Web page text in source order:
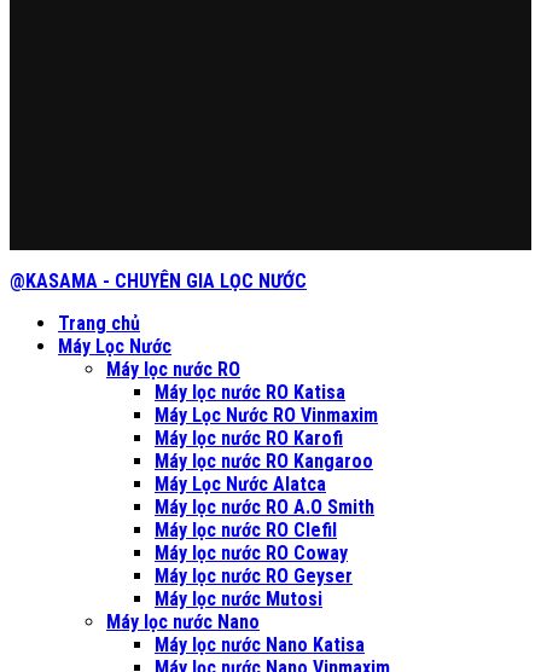
@KASAMA - CHUYÊN GIA LỌC NƯỚC
Trang chủ
Máy Lọc Nước
Máy lọc nước RO
Máy lọc nước RO Katisa
Máy Lọc Nước RO Vinmaxim
Máy lọc nước RO Karofi
Máy lọc nước RO Kangaroo
Máy Lọc Nước Alatca
Máy lọc nước RO A.O Smith
Máy lọc nước RO Clefil
Máy lọc nước RO Coway
Máy lọc nước RO Geyser
Máy lọc nước Mutosi
Máy lọc nước Nano
Máy lọc nước Nano Katisa